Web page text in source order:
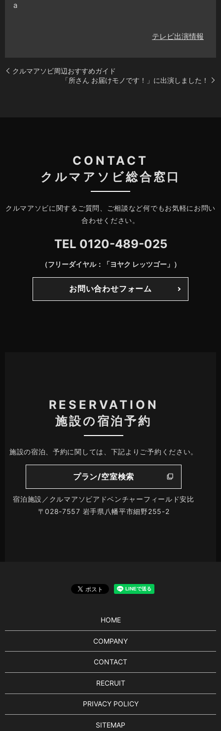
a
テレビ出演情報
クルマアソビ周辺おすすめガイド
「所さん お届けモノです！」に出演しました！
CONTACT
クルマアソビ総合窓口
クルマアソビに関するご質問、ご相談など何でもお気軽にお問い
合わせください。
TEL 0120-489-025
（フリーダイヤル：「ヨヤク レッツゴー」）
お問い合わせフォーム
RESERVATION
施設の宿泊予約
施設の宿泊、予約に関しては、下記よりご予約ください。
プラン/空室検索
宿泊施設／クルマアソビアドベンチャーフィールド安比
〒028-7557 岩手県八幡平市細野255-2
HOME
COMPANY
CONTACT
RECRUIT
PRIVACY POLICY
SITEMAP